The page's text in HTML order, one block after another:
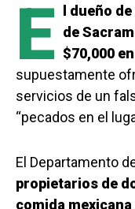
E
l dueño
de
$70,000
supuestamente
servicios de un
“pecados en el
El Departamento
propietarios de
comida